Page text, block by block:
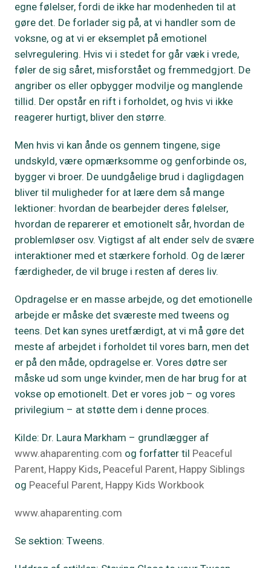
egne følelser, fordi de ikke har modenheden til at
gøre det. De forlader sig på, at vi handler som de
voksne, og at vi er eksemplet på emotionel
selvregulering. Hvis vi i stedet for går væk i vrede,
føler de sig såret, misforstået og fremmedgjort. De
angriber os eller opbygger modvilje og manglende
tillid. Der opstår en rift i forholdet, og hvis vi ikke
reagerer hurtigt, bliver den større.
Men hvis vi kan ånde os gennem tingene, sige
undskyld, være opmærksomme og genforbinde os,
bygger vi broer. De uundgåelige brud i dagligdagen
bliver til muligheder for at lære dem så mange
lektioner: hvordan de bearbejder deres følelser,
hvordan de reparerer et emotionelt sår, hvordan de
problemløser osv. Vigtigst af alt ender selv de svære
interaktioner med et stærkere forhold. Og de lærer
færdigheder, de vil bruge i resten af deres liv.
Opdragelse er en masse arbejde, og det emotionelle
arbejde er måske det sværeste med tweens og
teens. Det kan synes uretfærdigt, at vi må gøre det
meste af arbejdet i forholdet til vores barn, men det
er på den måde, opdragelse er. Vores døtre ser
måske ud som unge kvinder, men de har brug for at
vokse op emotionelt. Det er vores job – og vores
privilegium – at støtte dem i denne proces.
Kilde: Dr. Laura Markham – grundlægger af
www.ahaparenting.com og forfatter til Peaceful
Parent, Happy Kids, Peaceful Parent, Happy Siblings
og Peaceful Parent, Happy Kids Workbook
www.ahaparenting.com
Se sektion: Tweens.